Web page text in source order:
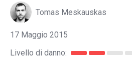
Tomas Meskauskas
17 Maggio 2015
Livello di danno: